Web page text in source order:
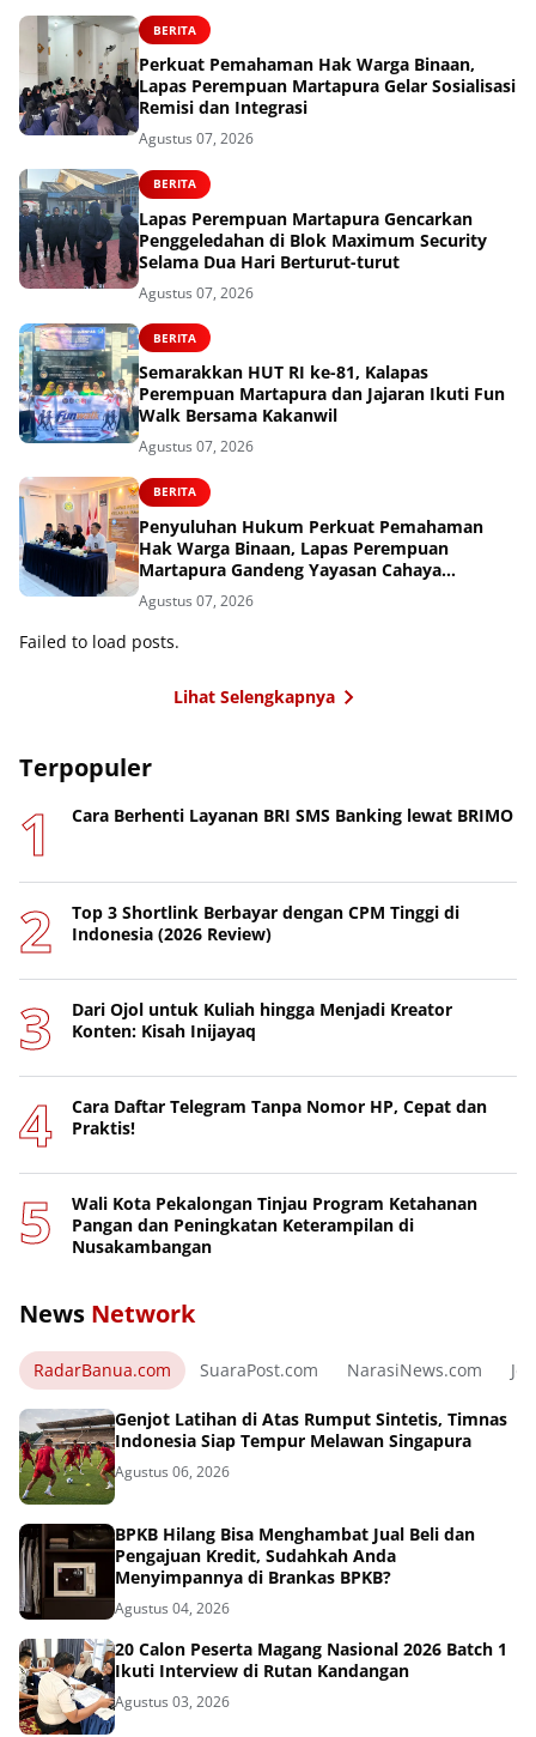
BERITA
Perkuat Pemahaman Hak Warga Binaan,
Lapas Perempuan Martapura Gelar Sosialisasi
Remisi dan Integrasi
Agustus 07, 2026
BERITA
Lapas Perempuan Martapura Gencarkan
Penggeledahan di Blok Maximum Security
Selama Dua Hari Berturut-turut
Agustus 07, 2026
BERITA
Semarakkan HUT RI ke-81, Kalapas
Perempuan Martapura dan Jajaran Ikuti Fun
Walk Bersama Kakanwil
Agustus 07, 2026
BERITA
Penyuluhan Hukum Perkuat Pemahaman
Hak Warga Binaan, Lapas Perempuan
Martapura Gandeng Yayasan Cahaya
Cendekia Nusantara
Agustus 07, 2026
Failed to load posts.
Lihat Selengkapnya
Terpopuler
Cara Berhenti Layanan BRI SMS Banking lewat BRIMO
Top 3 Shortlink Berbayar dengan CPM Tinggi di
Indonesia (2026 Review)
Dari Ojol untuk Kuliah hingga Menjadi Kreator
Konten: Kisah Inijayaq
Cara Daftar Telegram Tanpa Nomor HP, Cepat dan
Praktis!
Wali Kota Pekalongan Tinjau Program Ketahanan
Pangan dan Peningkatan Keterampilan di
Nusakambangan
News Network
RadarBanua.com SuaraPost.com NarasiNews.com
Genjot Latihan di Atas Rumput Sintetis, Timnas
Indonesia Siap Tempur Melawan Singapura
Agustus 06, 2026
BPKB Hilang Bisa Menghambat Jual Beli dan
Pengajuan Kredit, Sudahkah Anda
Menyimpannya di Brankas BPKB?
Agustus 04, 2026
20 Calon Peserta Magang Nasional 2026 Batch 1
Ikuti Interview di Rutan Kandangan
Agustus 03, 2026